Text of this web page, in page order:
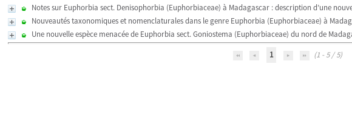
Notes sur Euphorbia sect. Denisophorbia (Euphorbiaceae) à Madagascar : description d’une
Nouveautés taxonomiques et nomenclaturales dans le genre Euphorbia (Euphorbiaceae) à
Une nouvelle espèce menacée de Euphorbia sect. Goniostema (Euphorbiaceae) du nord de
1
(1 - 5 / 5)